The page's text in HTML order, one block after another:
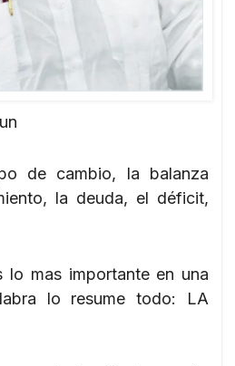
de cambio, la balanza
la deuda, el déficit,
lo mas importante en una
lo resume todo: LA